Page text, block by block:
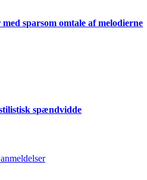
sparsom omtale af melodierne
spændvidde